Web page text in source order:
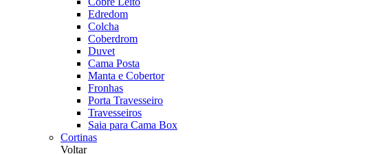
Edredom
Colcha
Coberdrom
Duvet
Cama Posta
Manta e Cobertor
Fronhas
Porta Travesseiro
Travesseiros
Saia para Cama Box
Cortinas
Voltar